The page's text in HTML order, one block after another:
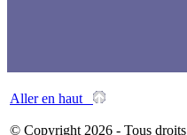
Aller en haut
© Copyright 2026 - Tous